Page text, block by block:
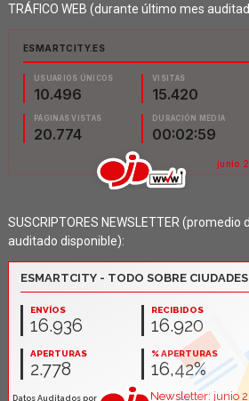
TRÁFICO WEB (durante último mes
SUSCRIPTORES NEWSLETTER
auditado disponible):